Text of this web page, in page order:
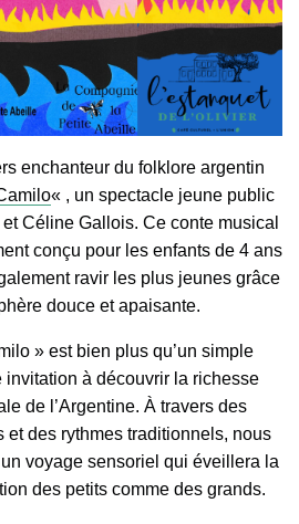
enchanteur du folklore argentin
« , un spectacle jeune public
Céline Gallois. Ce conte musical
conçu pour les enfants de 4 ans
ravir les plus jeunes grâce
douce et apaisante.
» est bien plus qu’un simple
invitation à découvrir la richesse
de l’Argentine. À travers des
et des rythmes traditionnels, nous
voyage sensoriel qui éveillera la
des petits comme des grands.